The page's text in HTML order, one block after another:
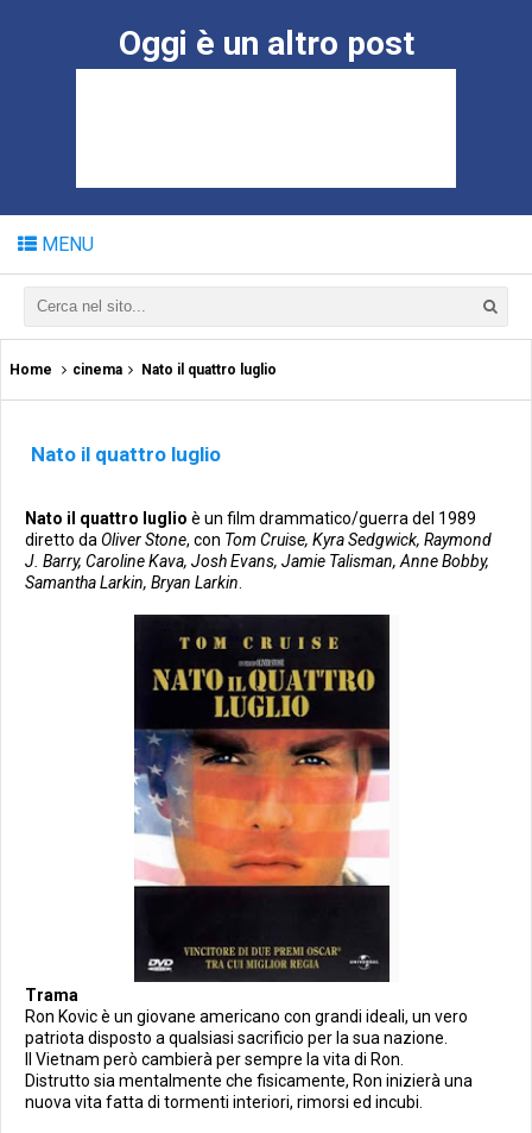
Oggi è un altro post
MENU
Home cinema Nato il quattro luglio
Nato il quattro luglio
Nato il quattro luglio è un film drammatico/guerra del 1989
diretto da Oliver Stone, con Tom Cruise, Kyra Sedgwick, Raymond
J. Barry, Caroline Kava, Josh Evans, Jamie Talisman, Anne Bobby,
Samantha Larkin, Bryan Larkin
Trama
Ron Kovic è un giovane americano con grandi ideali, un vero
patriota disposto a qualsiasi sacrificio per la sua nazione.
Il Vietnam però cambierà per sempre la vita di Ron.
Distrutto sia mentalmente che fisicamente, Ron inizierà una
nuova vita fatta di tormenti interiori, rimorsi ed incubi.